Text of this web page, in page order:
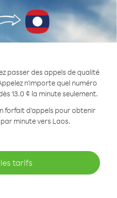
passer des appels de qualité
n'importe quel numéro
13.0 ¢ la minute seulement.
forfait d’appels pour obtenir
minute vers Laos.
tarifs